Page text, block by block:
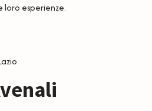
loro esperienze.